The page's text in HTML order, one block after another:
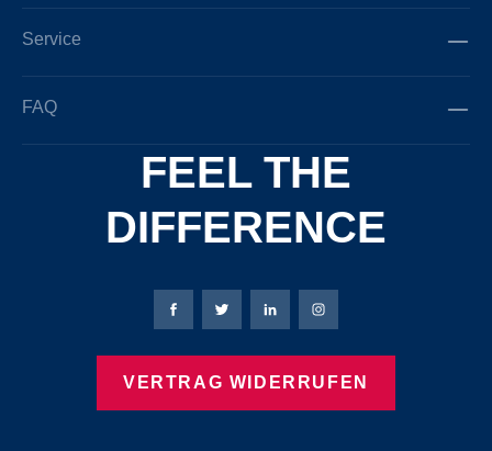
Service
FAQ
FEEL THE
DIFFERENCE
Bierbaum-Proenen Facebook-Seite
Bierbaum-Proenen Twitter Seite
Bierbaum-Proenen LinkedIn
Bierbaum-Proenen
VERTRAG WIDERRUFEN